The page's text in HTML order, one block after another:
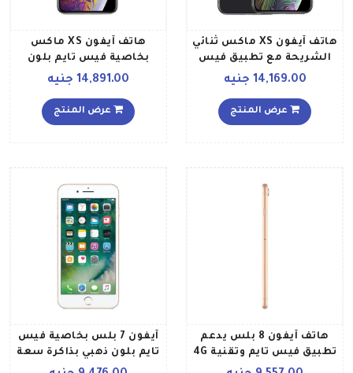
هاتف آيفون XS ماكس ثنائي
الشريحة مع تطبيق فيس
تايم لون رمادي فلكي وذاكرة
ومزود بتقنية 4G LTE
14,169.00 جنيه
عرض المنتج
هاتف آيفون XS ماكس
بخاصية فيس تايم بلون
فضي وذاكرة داخلية سعة
الجيل الرابع LTE
14,891.00 جنيه
عرض المنتج
هاتف آيفون 8 بلس يدعم
تطبيق فيس تايم وتقنية 4G
آيفون 7 بلس بخاصية فيس
تايم بلون ذهبي بذاكرة سعة
256 جيجابايت ومزود بخدمة